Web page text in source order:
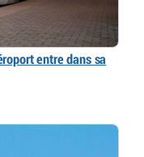
entre dans sa